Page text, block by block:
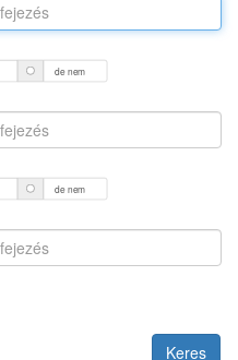
de nem
de nem